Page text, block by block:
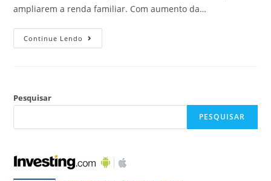
ampliarem a renda familiar. Com aumento da…
Continue Lendo
Pesquisar
PESQUISAR